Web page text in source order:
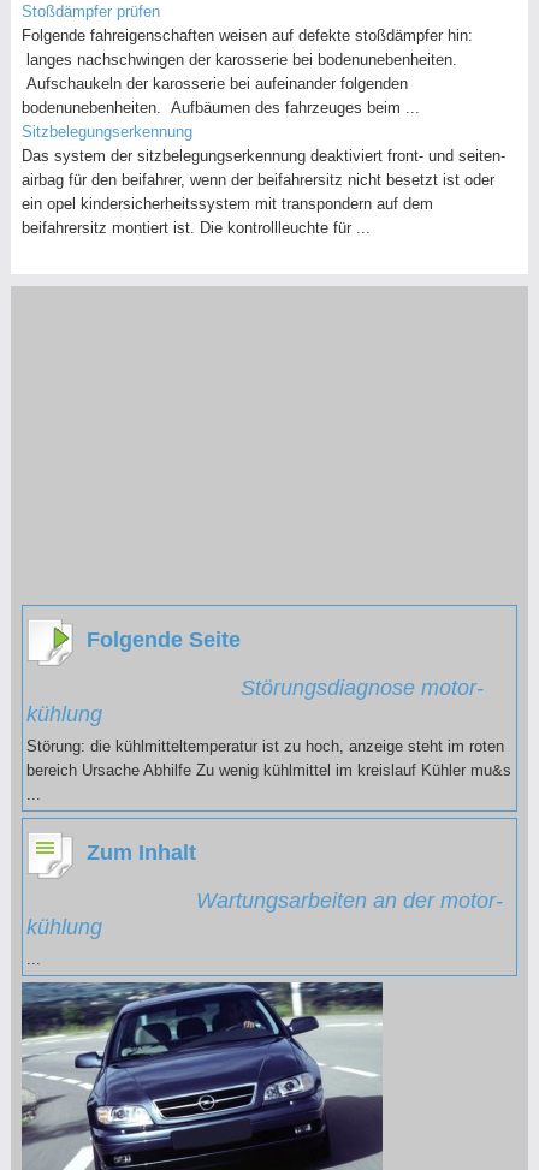
Stoßdämpfer prüfen
Folgende fahreigenschaften weisen auf defekte stoßdämpfer hin:
langes nachschwingen der karosserie bei bodenunebenheiten.
Aufschaukeln der karosserie bei aufeinander folgenden
bodenunebenheiten. Aufbäumen des fahrzeuges beim ...
Sitzbelegungserkennung
Das system der sitzbelegungserkennung deaktiviert front- und seiten-
airbag für den beifahrer, wenn der beifahrersitz nicht besetzt ist oder
ein opel kindersicherheitssystem mit transpondern auf dem
beifahrersitz montiert ist. Die kontrollleuchte für ...
Folgende Seite
Störungsdiagnose motor-
kühlung
Störung: die kühlmitteltemperatur ist zu hoch, anzeige steht im roten
bereich Ursache Abhilfe Zu wenig kühlmittel im kreislauf Kühler mu&s
Zum Inhalt
Wartungsarbeiten an der motor-
kühlung